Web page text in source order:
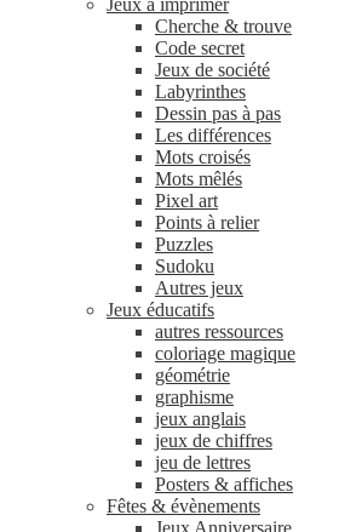
Jeux à imprimer
Cherche & trouve
Code secret
Jeux de société
Labyrinthes
Dessin pas à pas
Les différences
Mots croisés
Mots mêlés
Pixel art
Points à relier
Puzzles
Sudoku
Autres jeux
Jeux éducatifs
autres ressources
coloriage magique
géométrie
graphisme
jeux anglais
jeux de chiffres
jeu de lettres
Posters & affiches
Fêtes & évènements
Jeux Anniversaire